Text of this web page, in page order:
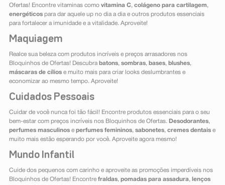
Ofertas! Encontre vitaminas como vitamina C, colágeno para cartilagem,
energéticospara dar aquele up no dia a dia e outros produtos essenciais
para fortalecer a imunidade e a vitalidade. Aproveite!
Maquiagem
Realce sua beleza com produtos incríveis e preços arrasadores nos
Bloquinhos de Ofertas! Descubra batons, sombras, bases, blushes,
máscaras de cíliose muito mais para criar looks deslumbrantes e
economizar ao mesmo tempo. Aproveite!
Cuidados Pessoais
Cuidar de você nunca foi tão fácil! Encontre produtos essenciais para o seu
bem-estar com preços incríveis nos Bloquinhos de Ofertas. Desodorantes,
perfumes masculinose perfumes femininos, sabonetes, cremes dentaise
muito mais estão esperando por você. Aproveite agora mesmo!
Mundo Infantil
Cuide dos pequenos com carinho e aproveite as promoções imperdíveis nos
Bloquinhos de Ofertas! Encontre fraldas, pomadas para assadura,
lenços